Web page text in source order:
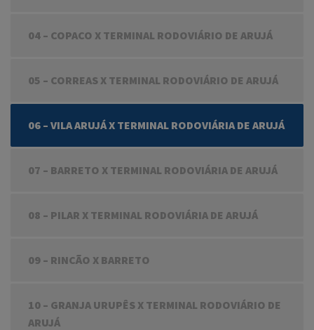
04 – COPACO X TERMINAL RODOVIÁRIO DE ARUJÁ
05 – CORREAS X TERMINAL RODOVIÁRIO DE ARUJÁ
06 – VILA ARUJÁ X TERMINAL RODOVIÁRIA DE ARUJÁ
07 – BARRETO X TERMINAL RODOVIÁRIA DE ARUJÁ
08 – PILAR X TERMINAL RODOVIÁRIA DE ARUJÁ
09 – RINCÃO X BARRETO
10 – GRANJA URUPÊS X TERMINAL RODOVIÁRIO DE
ARUJÁ